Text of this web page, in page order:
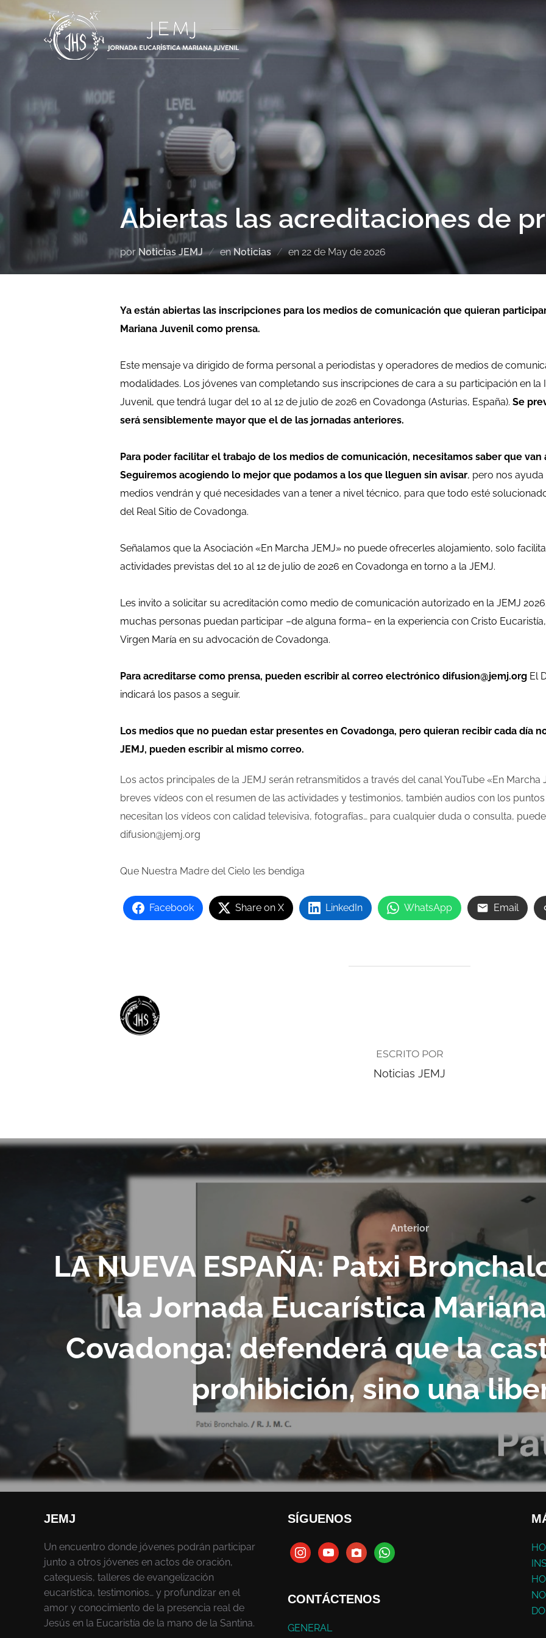
Abiertas las acreditaciones de
por Noticias JEMJ enNoticias en22 de May de 2026
Ya están abiertas las inscripciones para los medios de comunicación que quieran
Mariana Juvenil como prensa.
Este mensaje va dirigido de forma personal a periodistas y operadores de medios de
modalidades. Los jóvenes van completando sus inscripciones de cara a su participación en la
Juvenil, que tendrá lugar del 10 al 12 de julio de 2026 en Covadonga (Asturias, España). Se
será sensiblemente mayor que el de las jornadas anteriores.
Para poder facilitar el trabajo de los medios de comunicación, necesitamos saber que van
Seguiremos acogiendo lo mejor que podamos a los que lleguen sin avisar, pero nos
medios vendrán y qué necesidades van a tener a nivel técnico, para que todo esté
del Real Sitio de Covadonga.
Señalamos que la Asociación «En Marcha JEMJ» no puede ofrecerles alojamiento, solo
actividades previstas del 10 al 12 de julio de 2026 en Covadonga en torno a la JEMJ.
Les invito a solicitar su acreditación como medio de comunicación autorizado en la JEMJ
muchas personas puedan participar –de alguna forma– en la experiencia con Cristo
Virgen María en su advocación de Covadonga.
Para acreditarse como prensa, pueden escribir al correo electrónico difusion@jemj.org El
indicará los pasos a seguir.
Los medios que no puedan estar presentes en Covadonga, pero quieran recibir cada día
JEMJ, pueden escribir al mismo correo.
Los actos principales de la JEMJ serán retransmitidos a través del canal YouTube «En Marcha
breves vídeos con el resumen de las actividades y testimonios, también audios con los
necesitan los vídeos con calidad televisiva, fotografías… para cualquier duda o consulta,
difusion@jemj.org
Que Nuestra Madre del Cielo les bendiga
Facebook Share on X LinkedIn WhatsApp Email
ESCRITO POR
Noticias JEMJ
Anterior
LA NUEVA ESPAÑA: Patxi
la Jornada Eucarística
Covadonga: defenderá que la
prohibición, sino una
JEMJ
Un encuentro donde jóvenes podrán participar
junto a otros jóvenes en actos de oración,
catequesis, talleres de evangelización
eucarística, testimonios… y profundizar en el
amor y conocimiento de la presencia real de
Jesús en la Eucaristía de la mano de la Santina.
SÍGUENOS
CONTÁCTENOS
GENERAL